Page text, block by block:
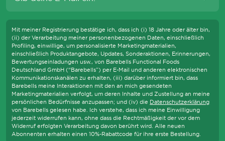
Mit meiner Registrierung bestätige ich, dass ich (i) 18 Jahre oder älter bin,
(ii) der Verarbeitung meiner personenbezogenen Daten, einschließlich
Profiling, einwillige, um personalisierte Marketingmaterialien,
einschließlich Produktangebote, Updates, Sonderaktionen, Erinnerungen,
Bewertungseinladungen usw., von Barebells Functional Foods
Deutschland GmbH (“Barebells”) per E-Mail und anderen elektronischen
Kommunikationskanälen zu erhalten, (iii) darüber informiert bin, dass
Barebells meine Interaktionen mit den an mich gesendeten
Marketingmaterialien verfolgt, um deren Inhalte und Zustellung an meine
persönlichen Bedürfnisse anzupassen; und (iv) die Datenschutzerklärung
von Barebells gelesen habe. Ich verstehe, dass ich meine Einwilligung
jederzeit widerrufen kann, ohne dass die Rechtmäßigkeit der vor dem
Widerruf erfolgten Verarbeitung davon berührt wird. Alle neuen
Abonnenten erhalten einen 10%-Rabattcode für ihre erste Bestellung.